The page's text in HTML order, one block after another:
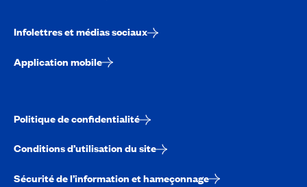
Infolettres et médias sociaux
Application mobile
Politique de confidentialité
Conditions d’utilisation du site
Sécurité de l’information et hameçonnage